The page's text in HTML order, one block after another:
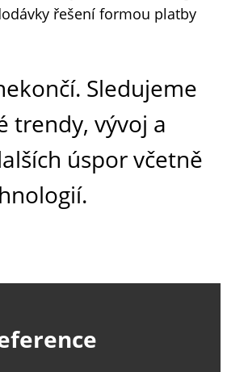
řešení formou platby
Sledujeme
trendy, vývoj a
úspor včetně